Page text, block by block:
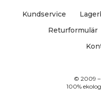
Kundservice
Returformulär
© 2009 –
100%